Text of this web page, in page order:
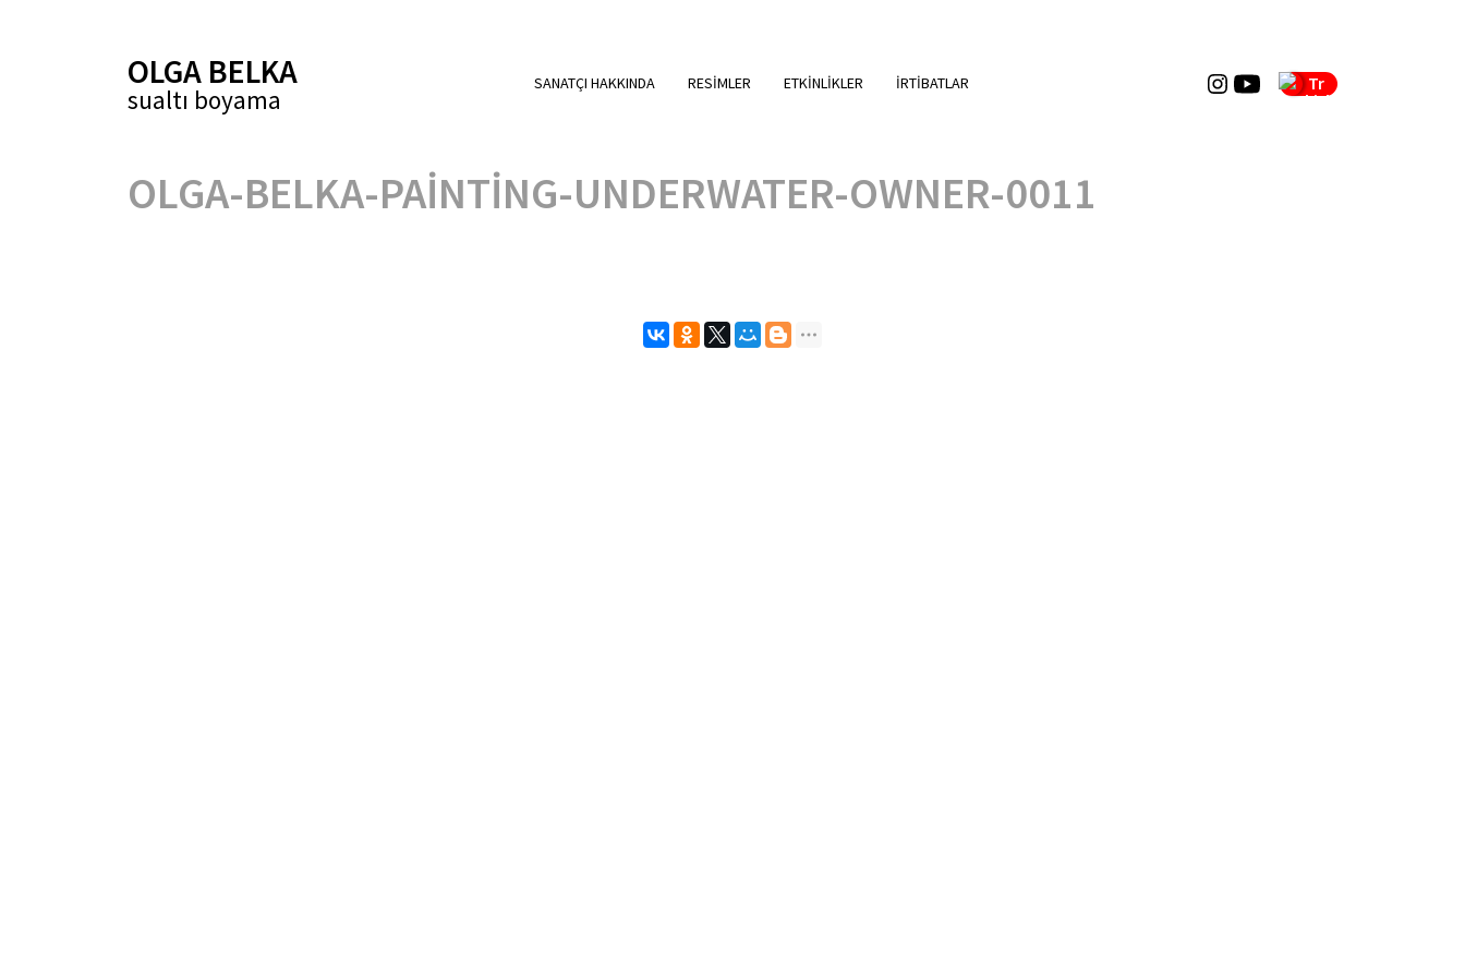
OLGA BELKA
sualtı boyama
SANATÇI HAKKINDA RESIMLER ETKINLIKLER IRTIBATLAR Tr
OLGA-BELKA-PAINTING-UNDERWATER-OWNER-0011